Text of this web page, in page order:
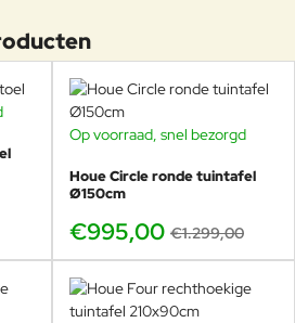
-23%
Op voorraad, snel bezorgd
Houe Circle ronde tuintafel
Ø150cm
€995,00 €1.299,00